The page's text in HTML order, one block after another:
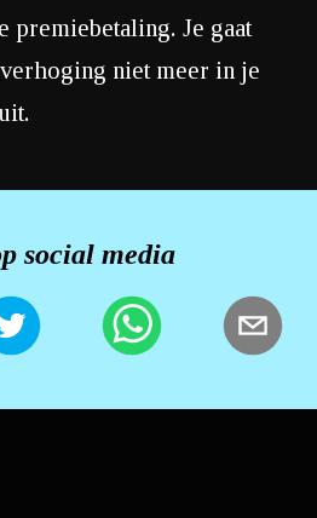
premiebetaling. Je gaat
niet meer in je
social media